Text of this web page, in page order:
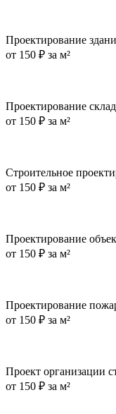
Проектирование
от 150 ₽ за м²
Проектирование
от 150 ₽ за м²
Строительное
от 150 ₽ за м²
Проектирование
от 150 ₽ за м²
Проектирование
от 150 ₽ за м²
Проект организации
от 150 ₽ за м²